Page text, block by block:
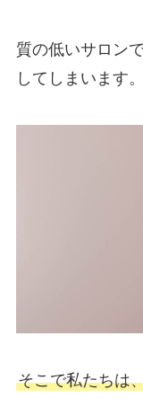
質の低いサロン
してしまいます。
そこで私たちは